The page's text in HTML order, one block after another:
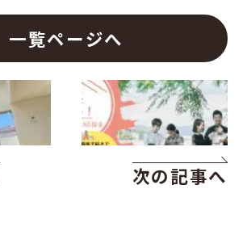
一覧ページへ
次の記事へ